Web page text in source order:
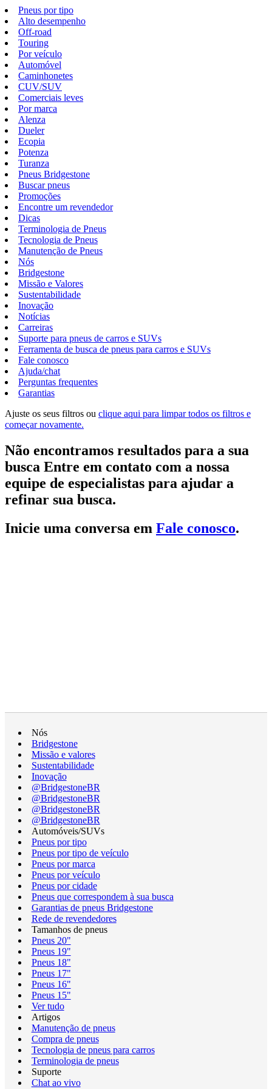
Pneus por tipo
Alto desempenho
Off-road
Touring
Por veículo
Automóvel
Caminhonetes
CUV/SUV
Comerciais leves
Por marca
Alenza
Dueler
Ecopia
Potenza
Turanza
Pneus Bridgestone
Buscar pneus
Promoções
Encontre um revendedor
Dicas
Terminologia de Pneus
Tecnologia de Pneus
Manutenção de Pneus
Nós
Bridgestone
Missão e Valores
Sustentabilidade
Inovação
Notícias
Carreiras
Suporte para pneus de carros e SUVs
Ferramenta de busca de pneus para carros e SUVs
Fale conosco
Ajuda/chat
Perguntas frequentes
Garantias
Ajuste os seus filtros ou clique aqui para limpar todos os filtros e
começar novamente.
Não encontramos resultados para a sua
busca Entre em contato com a nossa
equipe de especialistas para ajudar a
refinar sua busca.
Inicie uma conversa em Fale conosco.
Nós
Bridgestone
Missão e valores
Sustentabilidade
Inovação
@BridgestoneBR
@BridgestoneBR
@BridgestoneBR
@BridgestoneBR
Automóveis/SUVs
Pneus por tipo
Pneus por tipo de veículo
Pneus por marca
Pneus por veículo
Pneus por cidade
Pneus que correspondem à sua busca
Garantias de pneus Bridgestone
Rede de revendedores
Tamanhos de pneus
Pneus 20"
Pneus 19"
Pneus 18"
Pneus 17"
Pneus 16"
Pneus 15"
Ver tudo
Artigos
Manutenção de pneus
Compra de pneus
Tecnologia de pneus para carros
Terminologia de pneus
Suporte
Chat ao vivo